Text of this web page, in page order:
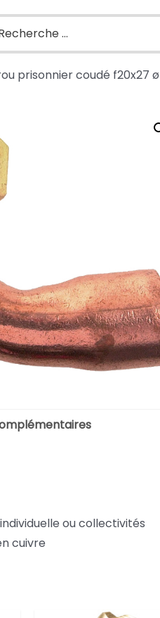
prisonnier coudé f20x27 ø
ou collectivités
cuivre